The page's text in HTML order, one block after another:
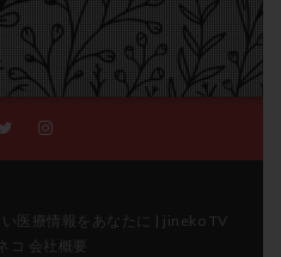
医療情報をあなたに | jineko TV
コ 会社概要